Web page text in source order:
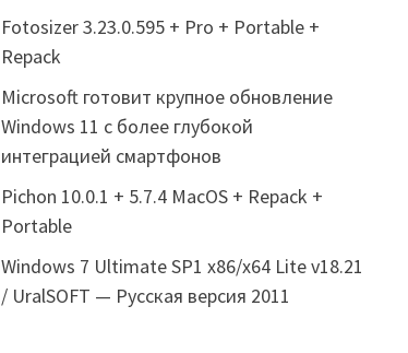
Fotosizer 3.23.0.595 + Pro + Portable +
Repack
Microsoft готовит крупное обновление
Windows 11 с более глубокой
интеграцией смартфонов
Pichon 10.0.1 + 5.7.4 MacOS + Repack +
Portable
Windows 7 Ultimate SP1 x86/x64 Lite v18.21
/ UralSOFT — Русская версия 2011